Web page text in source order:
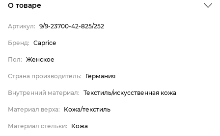
Внутренний материал
Материал верха
Материал стельки
О товаре
Артикул: 9/9-23700-42-825/252
Бренд: Caprice
Пол: Женское
Страна производитель: Германия
Внутренний материал: Текстиль/искусственная кожа
Материал верха: Кожа/текстиль
Материал стельки: Кожа